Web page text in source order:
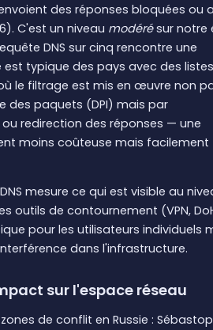
des réponses bloquées ou
C'est un niveau modérésur notre
DNS sur cinq rencontre une
est typique des pays avec des
le filtrage est mis en œuvre non
des paquets (DPI) mais par
redirection des réponses — une
moins coûteuse mais facilement
mesure ce qui est visible au
outils de contournement (VPN,
pour les utilisateurs individuels
dans l'infrastructure.
sur l'espace réseau
de conflit en Russie :